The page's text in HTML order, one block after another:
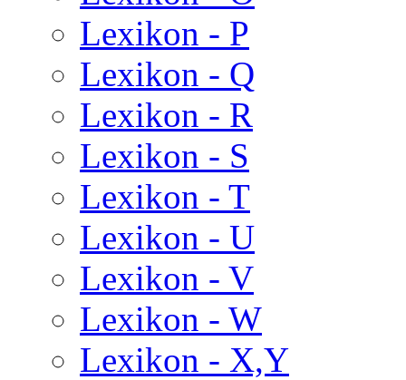
Lexikon - P
Lexikon - Q
Lexikon - R
Lexikon - S
Lexikon - T
Lexikon - U
Lexikon - V
Lexikon - W
Lexikon - X,Y